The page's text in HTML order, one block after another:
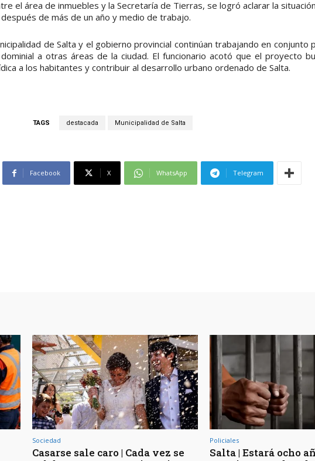
el área de inmuebles y la Secretaría de Tierras, se logró aclarar la
de más de un año y medio de trabajo.
de Salta y el gobierno provincial continúan trabajando en conjunto
a otras áreas de la ciudad. El funcionario acotó que el proyecto
a los habitantes y contribuir al desarrollo urbano ordenado de Salta.
TAGS destacada Municipalidad de Salta
Facebook X WhatsApp Telegram
Sociedad
Casarse sale caro | Cada vez se
Policiales
Salta | Estará ocho